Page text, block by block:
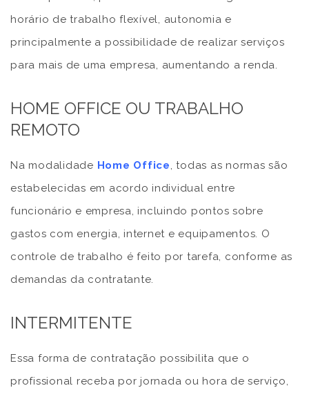
horário de trabalho flexível, autonomia e
principalmente a possibilidade de realizar serviços
para mais de uma empresa, aumentando a renda.
HOME OFFICE OU TRABALHO
REMOTO
Na modalidade Home Office, todas as normas são
estabelecidas em acordo individual entre
funcionário e empresa, incluindo pontos sobre
gastos com energia, internet e equipamentos. O
controle de trabalho é feito por tarefa, conforme as
demandas da contratante.
INTERMITENTE
Essa forma de contratação possibilita que o
profissional receba por jornada ou hora de serviço,